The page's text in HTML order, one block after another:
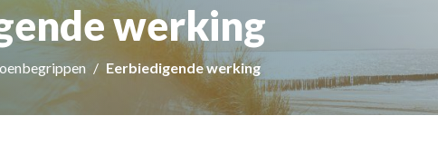
werking
Eerbiedigende werking